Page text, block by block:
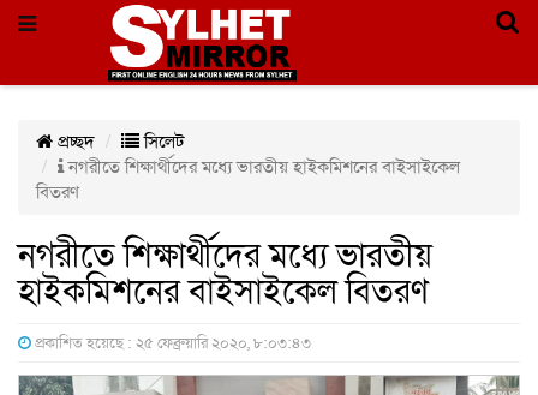
প্রচ্ছদ
সিলেট
নগরীতে শিক্ষার্থীদের মধ্যে ভারতীয় হাইকমিশনের বাইসাইকেল
বিতরণ
নগরীতে শিক্ষার্থীদের মধ্যে ভারতীয়
হাইকমিশনের বাইসাইকেল বিতরণ
প্রকাশিত হয়েছে : ২৫ ফেব্রুয়ারি ২০২০, ৮:০৩:৪৩